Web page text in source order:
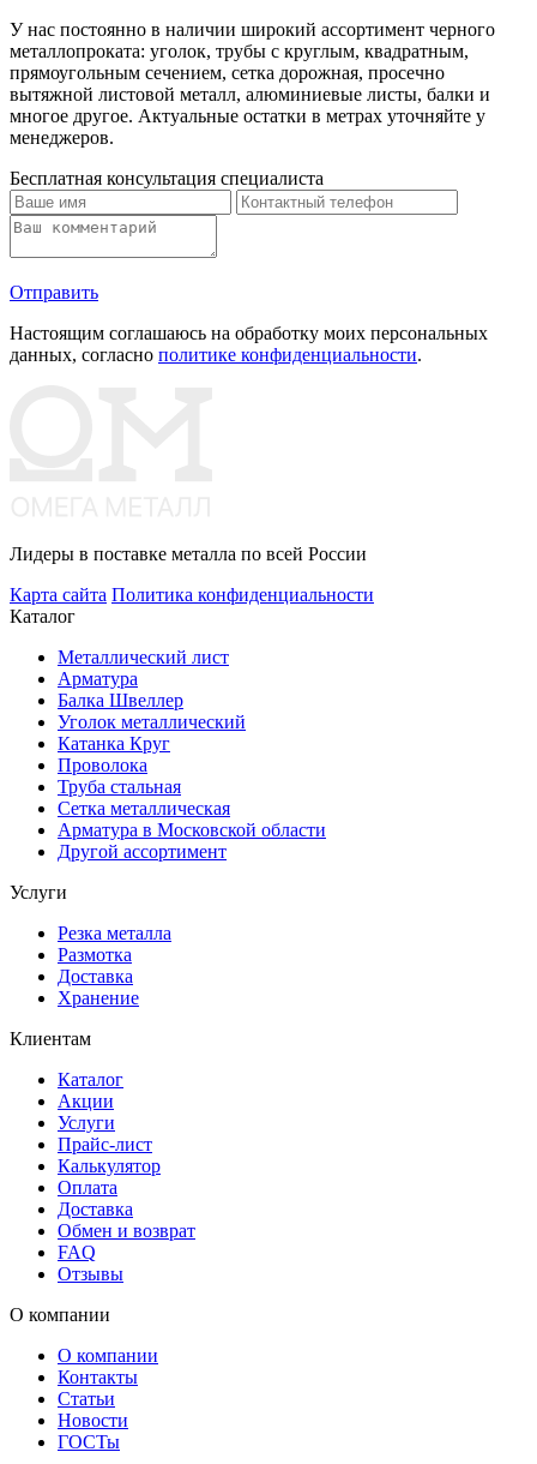
У нас постоянно в наличии широкий ассортимент черного
металлопроката: уголок, трубы с круглым, квадратным,
прямоугольным сечением, сетка дорожная, просечно
вытяжной листовой металл, алюминиевые листы, балки и
многое другое. Актуальные остатки в метрах уточняйте у
менеджеров.
Бесплатная консультация специалиста
Отправить
Настоящим соглашаюсь на обработку моих персональных
данных, согласно политике конфиденциальности.
Лидеры в поставке металла по всей России
Карта сайта Политика конфиденциальности
Каталог
Металлический лист
Арматура
Балка Швеллер
Уголок металлический
Катанка Круг
Проволока
Труба стальная
Сетка металлическая
Арматура в Московской области
Другой ассортимент
Услуги
Резка металла
Размотка
Доставка
Хранение
Клиентам
Каталог
Акции
Услуги
Прайс-лист
Калькулятор
Оплата
Доставка
Обмен и возврат
FAQ
Отзывы
О компании
О компании
Контакты
Статьи
Новости
ГОСТы